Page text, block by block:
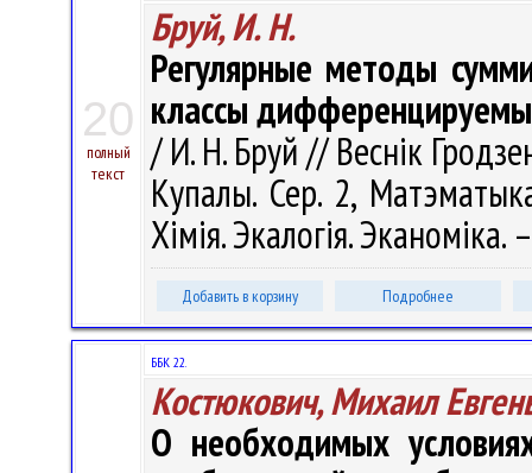
20
полный
текст
Бруй, И. Н.
Регулярные методы
классы
/ И. Н. Бруй // Веснік
Купалы. Сер. 2,
Хімія. Экалогія.
Добавить в корзину Подробнее
ББК 22.
Костюкович, Михаил
О необходимых